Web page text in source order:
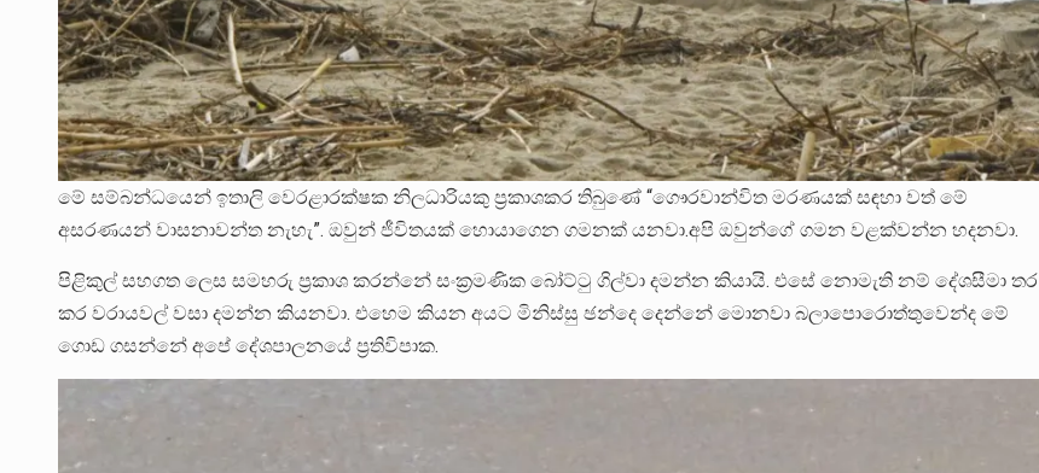
මේ සම්බන්ධයෙන් ඉතාලි වෙරළාරක්ෂක නිලධාරියකු ප්‍රකාශකර තිබුණේ “ගෞරවාන්විත මරණයක් සඳහා වත් මේ
අසරණයන් වාසනාවන්ත නැහැ”. ඔවුන් ජීවිතයක් හොයාගෙන ගමනක් යනවා.අපි ඔවුන්ගේ ගමන වළක්වන්න හදනවා.
පිළිකුල් සහගත ලෙස සමහරු ප්‍රකාශ කරන්නේ සංක්‍රමණික බෝට්ටු ගිල්වා දමන්න කියායි. එසේ නොමැති නම් දේශසීමා තර
කර වරායවල් වසා දමන්න කියනවා. එහෙම කියන අයට මිනිස්සු ඡන්දෙ දෙන්නේ මොනවා බලාපොරොත්තුවෙන්ද මේ
ගොඩ ගසන්නේ අපේ දේශපාලනයේ ප්‍රතිවිපාක.